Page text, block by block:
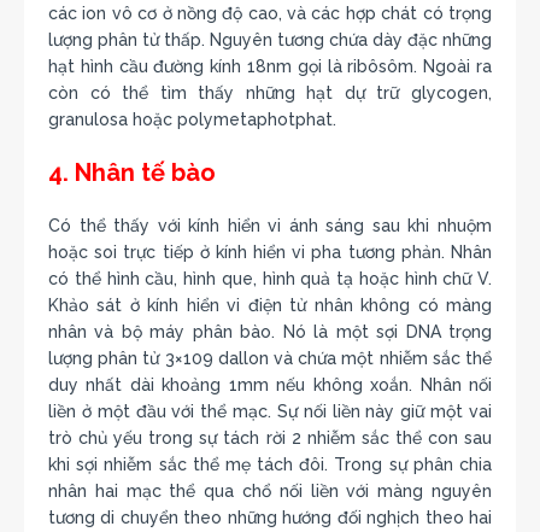
các ion vô cơ ở nồng độ cao, và các hợp chát có trọng
lượng phân tử thấp. Nguyên tương chứa dày đặc những
hạt hình cầu đường kính 18nm gọi là ribôsôm. Ngoài ra
còn có thể tìm thấy những hạt dự trữ glycogen,
granulosa hoặc polymetaphotphat.
4. Nhân tế bào
Có thể thấy với kính hiển vi ánh sáng sau khi nhuộm
hoặc soi trực tiếp ở kính hiển vi pha tương phản. Nhân
có thể hình cầu, hình que, hình quả tạ hoặc hình chữ V.
Khảo sát ở kính hiển vi điện tử nhân không có màng
nhân và bộ máy phân bào. Nó là một sợi DNA trọng
lượng phân tử 3×109 dallon và chứa một nhiễm sắc thể
duy nhất dài khoảng 1mm nếu không xoắn. Nhân nối
liền ở một đầu với thể mạc. Sự nối liền này giữ một vai
trò chủ yếu trong sự tách rời 2 nhiễm sắc thể con sau
khi sợi nhiễm sắc thể mẹ tách đôi. Trong sự phân chia
nhân hai mạc thể qua chổ nối liền với màng nguyên
tương di chuyển theo những hướng đối nghịch theo hai